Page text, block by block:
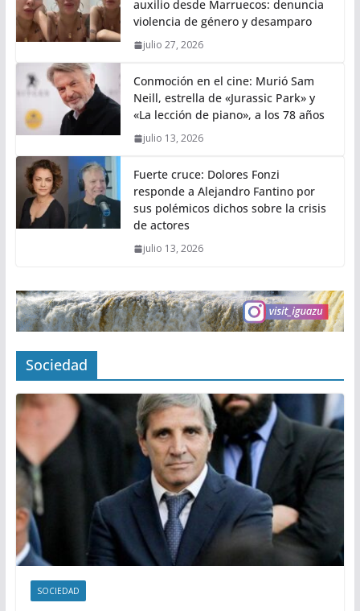
auxilio desde Marruecos: denuncia
violencia de género y desamparo
julio 27, 2026
Conmoción en el cine: Murió Sam
Neill, estrella de «Jurassic Park» y
«La lección de piano», a los 78 años
julio 13, 2026
Fuerte cruce: Dolores Fonzi
responde a Alejandro Fantino por
sus polémicos dichos sobre la crisis
de actores
julio 13, 2026
Sociedad
SOCIEDAD